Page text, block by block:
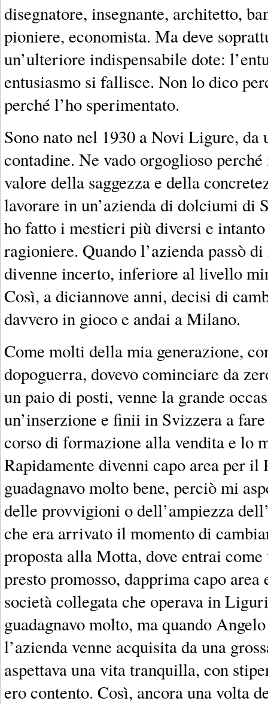
disegnatore, insegnante, architetto,
pioniere, economista. Ma deve
un’ulteriore indispensabile dote:
entusiasmo si fallisce. Non lo dico
perché l’ho sperimentato.
Sono nato nel 1930 a Novi Ligure,
contadine. Ne vado orgoglioso
valore della saggezza e della
lavorare in un’azienda di dolciumi di
ho fatto i mestieri più diversi e
ragioniere. Quando l’azienda passò
divenne incerto, inferiore al livello
Così, a diciannove anni, decisi di
davvero in gioco e andai a Milano.
Come molti della mia generazione,
dopoguerra, dovevo cominciare da
un paio di posti, venne la grande
un’inserzione e finii in Svizzera a
corso di formazione alla vendita e lo
Rapidamente divenni capo area per
guadagnavo molto bene, perciò mi
delle provvigioni o dell’ampiezza
che era arrivato il momento di
proposta alla Motta, dove entrai
presto promosso, dapprima capo
società collegata che operava in
guadagnavo molto, ma quando
l’azienda venne acquisita da una
aspettava una vita tranquilla, con
ero contento. Così, ancora una volta